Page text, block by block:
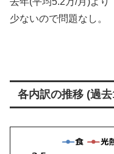
少ないので問題なし。
各内訳の推移 (過